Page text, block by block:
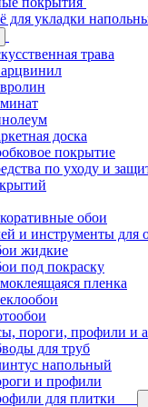
для укладки
трава
доска
покрытие
по уходу и
обои
и инструменты для
жидкие
под покраску
пленка
пороги, профили и
для труб
напольный
и профили
для плитки